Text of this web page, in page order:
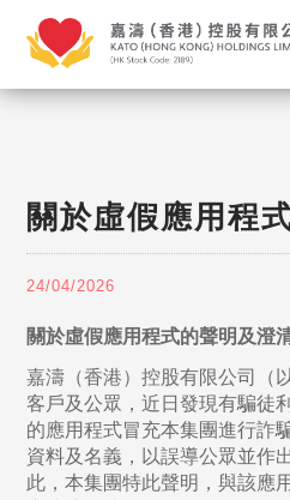
關於虛假應用程
24/04/2026
關於虛假應用程式的聲明及澄
嘉濤（香港）控股有限公司（
客戶及公眾，近日發現有騙徒
的應用程式冒充本集團進行詐
資料及名義，以誤導公眾並作
此，本集團特此聲明，與該應